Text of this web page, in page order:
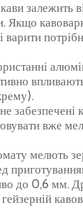
залежить
Якщо
варити
забезпечені
вже
мелють
до 0,6 мм.